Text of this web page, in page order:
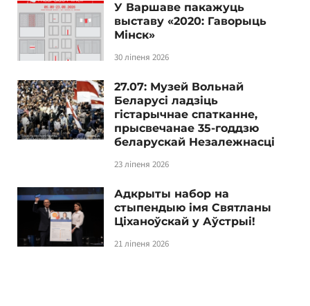
У Варшаве пакажуць
выставу «2020: Гаворыць
Мінск»
30 ліпеня 2026
27.07: Музей Вольнай
Беларусі ладзіць
гістарычнае спатканне,
прысвечанае 35-годдзю
беларускай Незалежнасці
23 ліпеня 2026
Адкрыты набор на
стыпендыю імя Святланы
Ціханоўскай у Аўстрыі!
21 ліпеня 2026